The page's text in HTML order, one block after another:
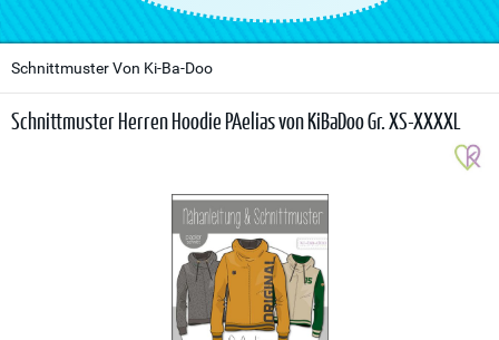
Schnittmuster Von Ki-Ba-Doo
Schnittmuster Herren Hoodie PAelias von KiBaDoo Gr. XS-XXXXL